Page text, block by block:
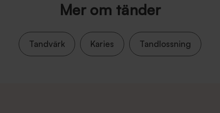
Mer om tänder
Tandvärk Karies Tandlossning